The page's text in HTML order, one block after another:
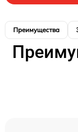
Преимущества